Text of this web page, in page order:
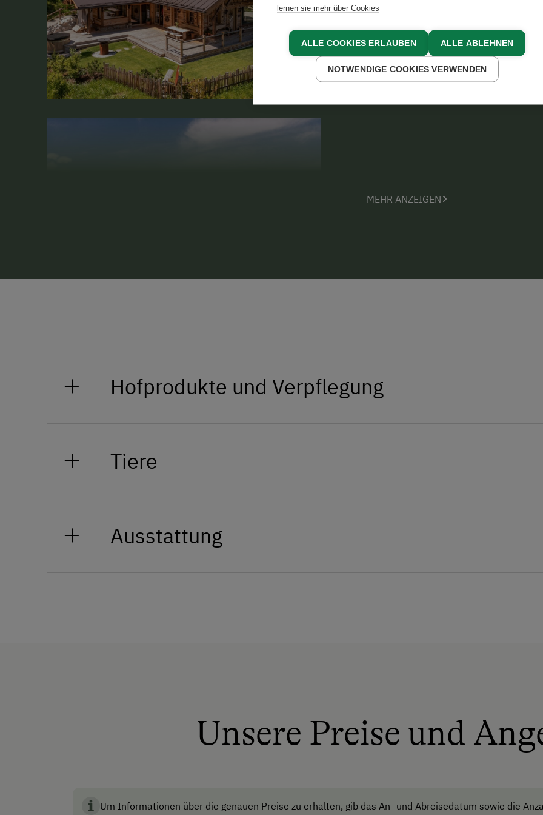
MEHR ANZEIGEN
Hofprodukte und Verpflegung
Tiere
Ausstattung
Keine Haustiere erlaubt
Familienanschluss
Garten/Wiese
Kinder sind willkommen
Unsere Preise und
Um Informationen über die genauen Preise zu erhalten, gib das An- und Abreisedatum sowie die
lernen sie mehr über Cookies
ALLE COOKIES ERLAUBEN ALLE ABLEHNEN
NOTWENDIGE COOKIES VERWENDEN